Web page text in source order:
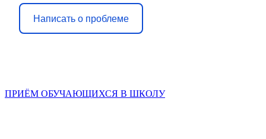
Написать о проблеме
ПРИЁМ ОБУЧАЮЩИХСЯ В ШКОЛУ